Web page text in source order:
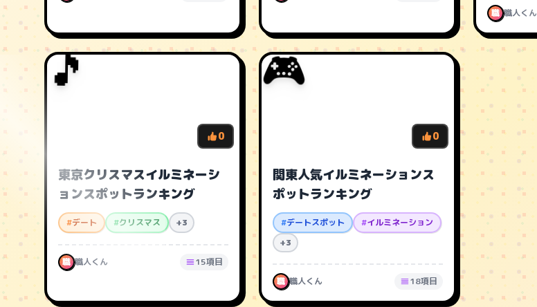
職 職人くん
🎵
0
東京クリスマスイルミネーシ
ョンスポットランキング
#デート #クリスマス +3
職 職人くん 15項目
🎮
0
関東人気イルミネーションス
ポットランキング
#デートスポット #イルミネーション
+3
職 職人くん 18項目